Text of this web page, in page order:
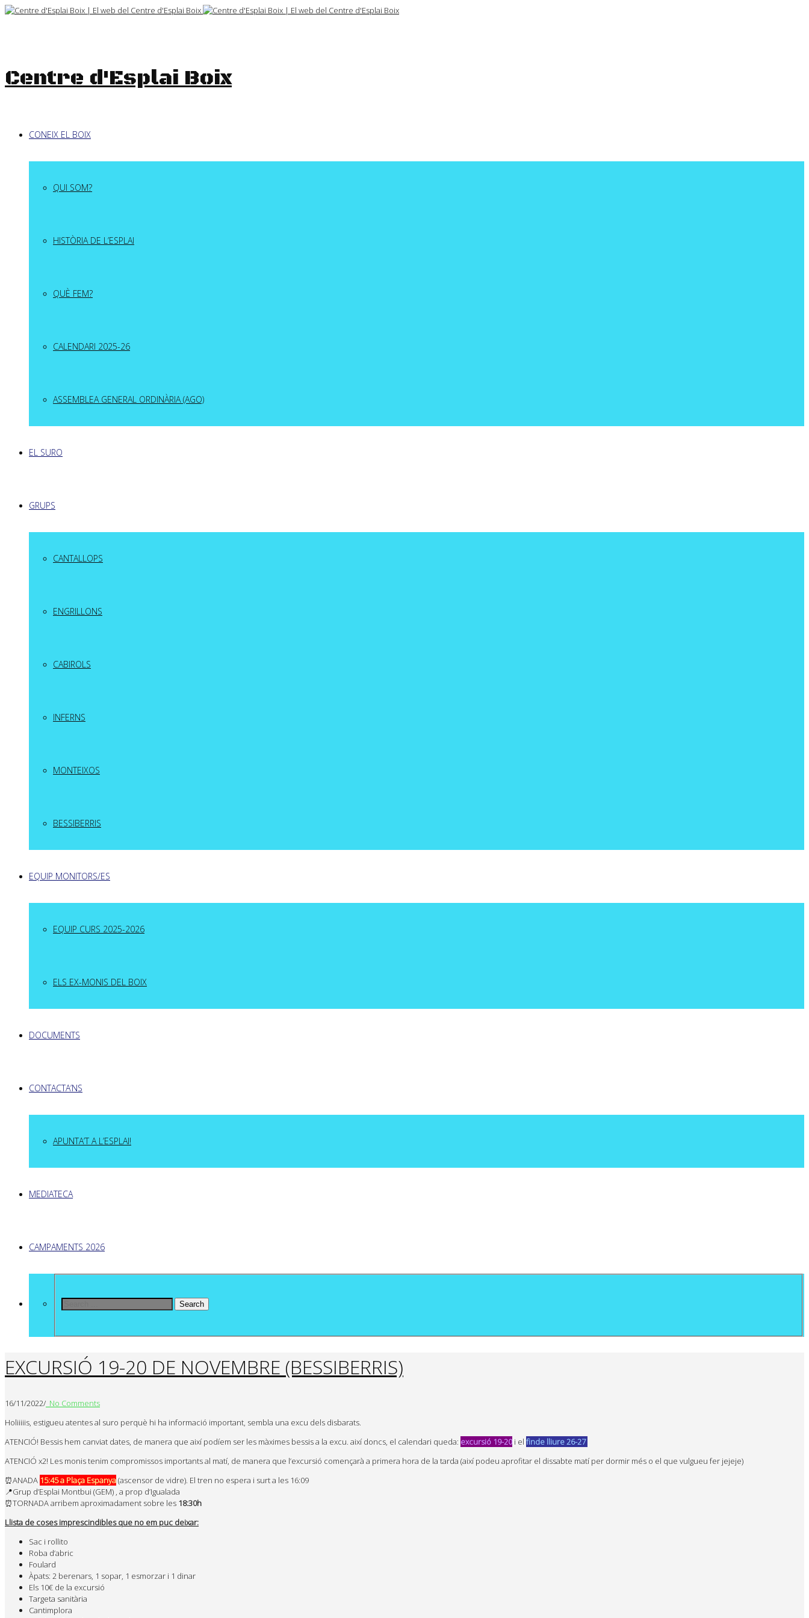
Skip
Centre d'Esplai Boix
CONEIX EL BOIX
QUI SOM?
HISTÒRIA DE L’ESPLAI
QUÈ FEM?
CALENDARI 2025-26
ASSEMBLEA GENERAL ORDINÀRIA (AGO)
EL SURO
GRUPS
CANTALLOPS
ENGRILLONS
CABIROLS
INFERNS
MONTEIXOS
BESSIBERRIS
EQUIP MONITORS/ES
EQUIP CURS 2025-2026
ELS EX-MONIS DEL BOIX
DOCUMENTS
CONTACTA’NS
APUNTA’T A L’ESPLAI!
MEDIATECA
CAMPAMENTS 2026
Search
EXCURSIÓ 19-20 DE NOVEMBRE (BESSIBERRIS)
16/11/2022/ No Comments
Holiiiiis, estigueu atentes al suro perquè hi ha informació important, sembla una excu dels disbarats.
ATENCIÓ! Bessis hem canviat dates, de manera que així podíem ser les màximes bessis a la excu. així doncs, el calendari queda: excursió 19-20i el finde lliure 26-27
ATENCIÓ x2! Les monis tenim compromissos importants al matí, de manera que l’excursió començarà a primera hora de la tarda (així podeu aprofitar el dissabte matí per dormir més o el que vulgueu fer jejeje)
⏰ANADA 15:45 a Plaça Espanya(ascensor de vidre). El tren no espera i surt a les 16:09
📍Grup d’Esplai Montbui (GEM) , a prop d’Igualada
⏰TORNADA arribem aproximadament sobre les 18:30h
Llista de coses imprescindibles que no em puc deixar:
Sac i rollito
Roba d’abric
Foulard
Àpats: 2 berenars, 1 sopar, 1 esmorzar i 1 dinar
Els 10€ de la excursió
Targeta sanitària
Cantimplora